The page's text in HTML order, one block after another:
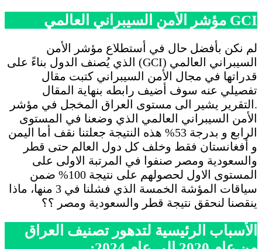
GCI مؤشر الأمن السيبراني العالمي
لم نكن بأفضل حال في أستطلاع مؤشر الأمن
السيبراني العالمي (GCI) الذي يُصنف الدول بناءً على
قدراتها في مجال الأمن السيبراني كتبت مقال
تفصيلي عنه سوف أضيف رابطه بنهاية المقال
.التقرير يشير الى مستوى العراق المخجل في مؤشر
الأمن السيبراني العالمي الذي وضعنا في المستوى
الرابع و بدرجة 53% هذه النتيجة جعلتنا نقف أما اليمن
و أفغانستان فقط وخلف كل دول العالم حتى قطر
والسعودية ومصر صنفوا في المرتبة الاولى على
المستوى الاول لحصولهم على نتيجة 100% ضمن
سياقات المؤشة الخمسة الذي فشلنا في 3 منها، ماذا
ينقصنا لنحقق نتيجة قطر والسعودية ومصر ؟؟
الأسباب الرئيسية لتدهور تصنيف العراق